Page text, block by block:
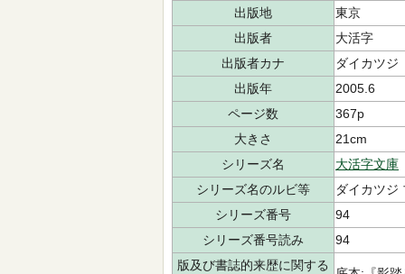
出版地
東京
出版者
大活字
出版者カナ
ダイカツジ
出版年
2005.6
ページ数
367p
大きさ
21cm
シリーズ名
大活字文庫
シリーズ名のルビ等
ダイカツジ
シリーズ番号
94
シリーズ番号読み
94
版及び書誌的来歴に関する